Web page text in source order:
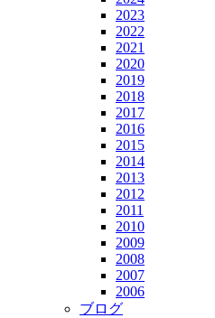
2023
2022
2021
2020
2019
2018
2017
2016
2015
2014
2013
2012
2011
2010
2009
2008
2007
2006
ブログ